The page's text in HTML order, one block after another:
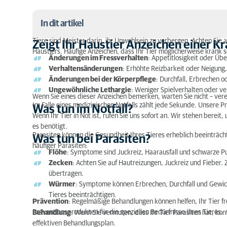
In dit artikel
Zeigt Ihr Haustier Anzeichen einer Krankheit?
Was tun im Notfall?
Was tun bei Parasiten?
Tipps zur Kommunikation mit dem Tierarzt,
Zeigt Ihr Haustier Anzeichen einer
Tiere sind Meister darin, ihr Unwohlsein zu verbergen. Achten
Haustiers. Häufige Anzeichen, dass Ihr Tier möglicherweise krank
Änderungen im Fressverhalten: Appetitlosigkeit oder
Verhaltensänderungen: Erhöhte Reizbarkeit oder
Änderungen bei der Körperpflege: Durchfall, Erbrechen
Ungewöhnliche Lethargie: Weniger Spielverhalten oder
Wenn Sie eines dieser Anzeichen bemerken, warten Sie nicht –
Was tun im Notfall?
Im Falle eines medizinischen Notfalls zählt jede Sekunde.
Wenn Ihr Tier in Not ist, rufen Sie uns sofort an. Wir stehen
es benötigt.
Was tun bei Parasiten?
Parasiten können die Gesundheit Ihres Tieres erheblich
häufiger Parasiten:
Flöhe: Symptome sind Juckreiz, Haarausfall und schwarze
Zecken: Achten Sie auf Hautreizungen, Juckreiz und
übertragen.
Würmer: Symptome können Erbrechen, Durchfall und
Tieres beeinträchtigen.
Prävention: Regelmäßige Behandlungen können helfen, Ihr Tier
Präventionsprodukten für die speziellen Bedürfnisse Ihres Tieres.
Behandlung: Wenn Sie vermuten, dass Ihr Tier Parasiten hat,
effektiven Behandlungsplan.